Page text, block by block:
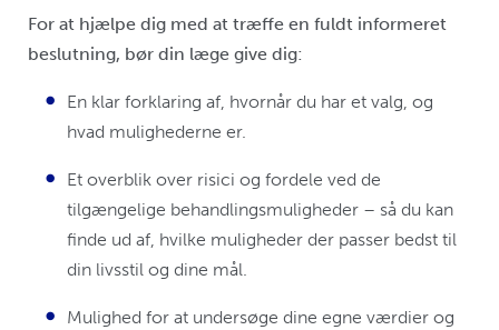
For at hjælpe dig med at træffe en fuldt informeret
beslutning, bør din læge give dig:
En klar forklaring af, hvornår du har et valg, og
hvad mulighederne er.
Et overblik over risici og fordele ved de
tilgængelige behandlingsmuligheder – så du kan
finde ud af, hvilke muligheder der passer bedst til
din livsstil og dine mål.
Mulighed for at undersøge dine egne værdier og